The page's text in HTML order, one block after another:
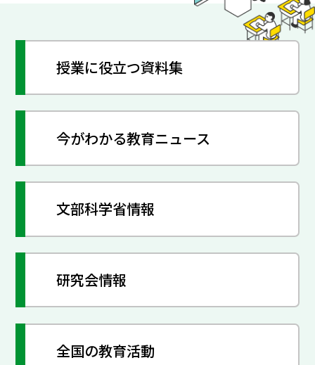
授業に役立つ資料集
今がわかる教育ニュース
文部科学省情報
研究会情報
全国の教育活動